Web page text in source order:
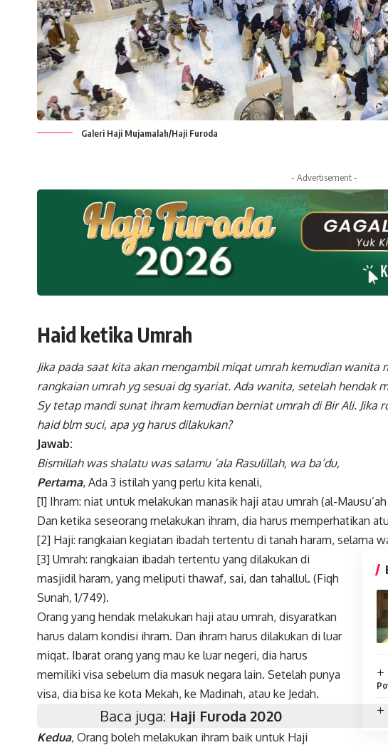
Galeri Haji Mujamalah/Haji Furoda
- Advertisement -
Haid ketika Umrah
Jika pada saat kita akan mengambil miqat umrah kemudian wanita
rangkaian umrah yg sesuai dg syariat. Ada wanita, setelah hendak
Sy tetap mandi sunat ihram kemudian berniat umrah di Bir Ali. Jika
haid blm suci, apa yg harus dilakukan?
Jawab:
Bismillah was shalatu was salamu ‘ala Rasulillah, wa ba’du,
Pertama, Ada 3 istilah yang perlu kita kenali,
[1] Ihram: niat untuk melakukan manasik haji atau umrah (al-
Dan ketika seseorang melakukan ihram, dia harus memperhatikan
[2] Haji: rangkaian kegiatan ibadah tertentu di tanah haram, selama
[3] Umrah: rangkaian ibadah tertentu yang dilakukan di
masjidil haram, yang meliputi thawaf, sai, dan tahallul. (Fiqh
Sunah, 1/749).
Orang yang hendak melakukan haji atau umrah, disyaratkan
harus dalam kondisi ihram. Dan ihram harus dilakukan di luar
miqat. Ibarat orang yang mau ke luar negeri, dia harus
memiliki visa sebelum dia masuk negara lain. Setelah punya
visa, dia bisa ke kota Mekah, ke Madinah, atau ke Jedah.
Baca juga: Haji Furoda 2020
Kedua, Orang boleh melakukan ihram baik untuk Haji